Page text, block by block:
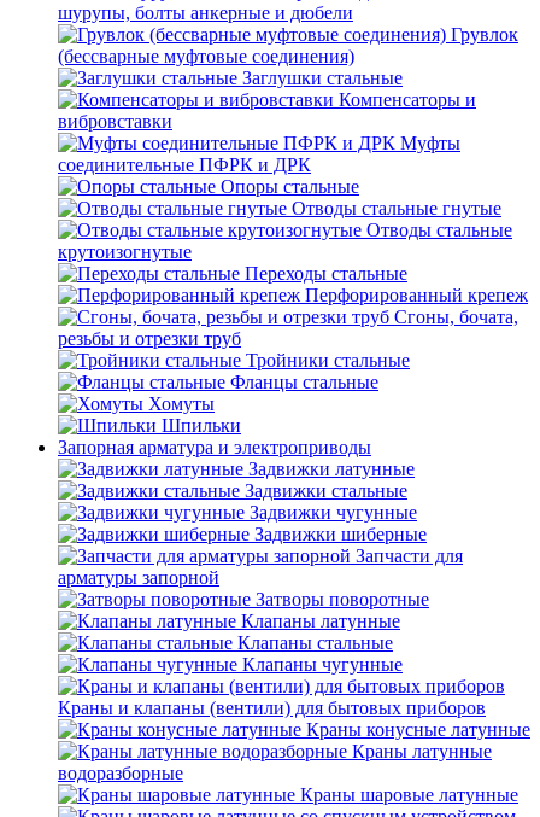
шурупы, болты анкерные и дюбели
Грувлок
(бессварные муфтовые соединения)
Заглушки стальные
Компенсаторы и
вибровставки
Муфты
соединительные ПФРК и ДРК
Опоры стальные
Отводы стальные гнутые
Отводы стальные
крутоизогнутые
Переходы стальные
Перфорированный крепеж
Сгоны, бочата,
резьбы и отрезки труб
Тройники стальные
Фланцы стальные
Хомуты
Шпильки
Запорная арматура и электроприводы
Задвижки латунные
Задвижки стальные
Задвижки чугунные
Задвижки шиберные
Запчасти для
арматуры запорной
Затворы поворотные
Клапаны латунные
Клапаны стальные
Клапаны чугунные
Краны и клапаны (вентили) для бытовых приборов
Краны конусные латунные
Краны латунные
водоразборные
Краны шаровые латунные